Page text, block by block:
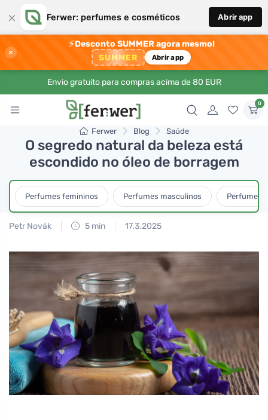
× Ferwer: perfumes e cosméticos Abrir app
×
⚡Desconto SUMMER agora mesmo!
SUMMER Abrir app
Envio gratuito para compras acima de 80 EUR
0
Ferwer Blog Saúde
O segredo natural da beleza está
escondido no óleo de borragem
Perfumes femininos Perfumes masculinos Perfumes
Petr Novák 5 min 17.3.2025